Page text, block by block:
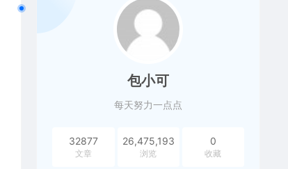
包小可
每天努力一点点
32877
文章
26,475,193
浏览
0
收藏